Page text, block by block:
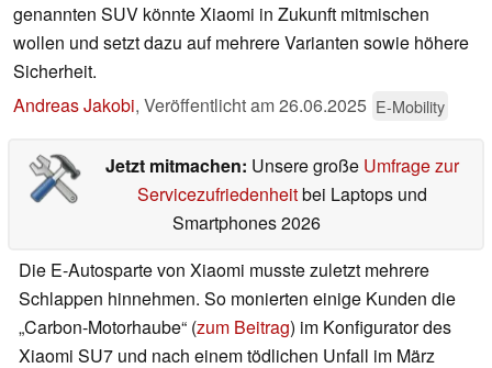
genannten SUV könnte Xiaomi in Zukunft mitmischen
wollen und setzt dazu auf mehrere Varianten sowie höhere
Sicherheit.
Andreas Jakobi, Veröffentlicht am26.06.2025 E-Mobility
Jetzt mitmachen: Unsere große Umfrage zur
Servicezufriedenheitbei Laptops und
Smartphones 2026
Die E-Autosparte von Xiaomi musste zuletzt mehrere
Schlappen hinnehmen. So monierten einige Kunden die
„Carbon-Motorhaube“ (zum Beitrag) im Konfigurator des
Xiaomi SU7 und nach einem tödlichen Unfall im März